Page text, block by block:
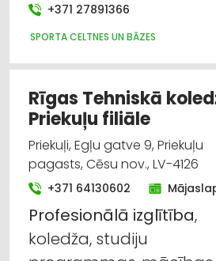
+371 27891366
SPORTA CELTNES UN BĀZES
Rīgas Tehniskā
Priekuļu filiāle
Priekuļi, Egļu gatve 9, Priekuļu
pagasts, Cēsu nov., LV-4126
+371 64130602
Profesionālā izglītība,
koledža, studiju